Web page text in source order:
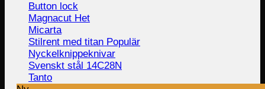
Button lock
Magnacut
Micarta
Stilrent med titan
Nyckelknippeknivar
Svenskt stål 14C28N
Tanto